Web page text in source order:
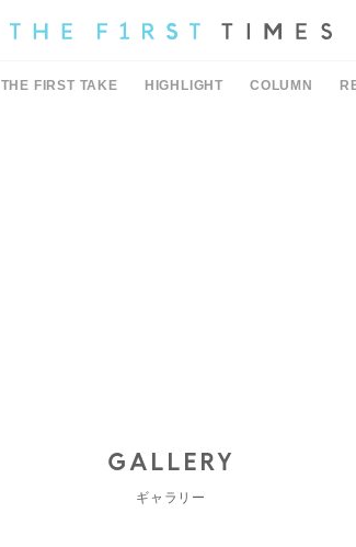
THE FIRST TAKE HIGHLIGHT COLUMN
GALLERY
ギャラリー